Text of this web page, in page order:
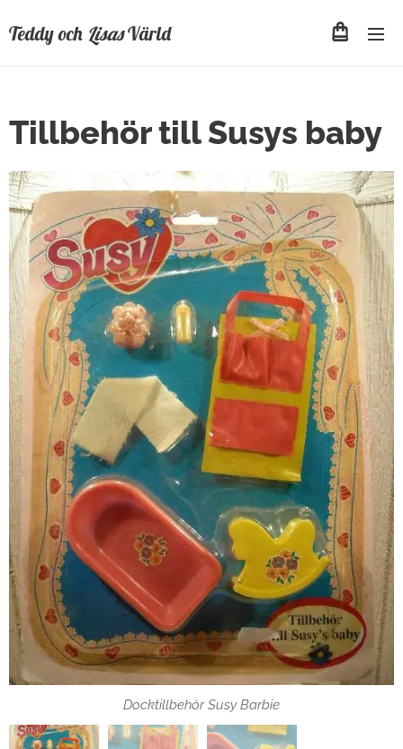
Teddy och LisasVärld
Tillbehör till Susys baby
Docktillbehör Susy Barbie